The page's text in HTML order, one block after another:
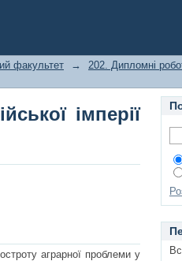
імперії
факультет →
202. Дипломні
імперії
аграрної проблеми у